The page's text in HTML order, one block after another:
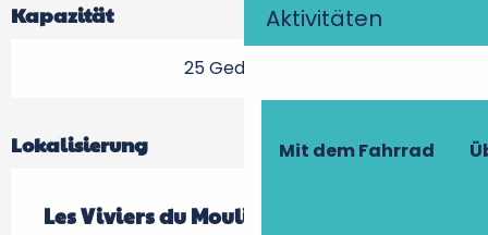
Aktivitäten
Mit dem Fahrrad
Kapazität
25 Gedeck(e)
Lokalisierung
Les Viviers du Moulin de Langeais